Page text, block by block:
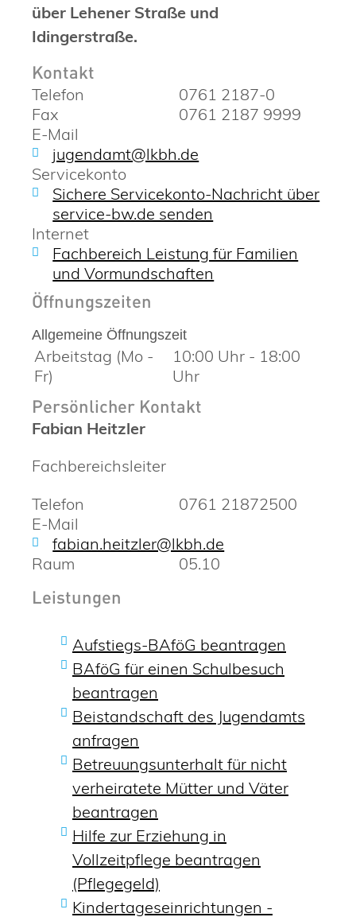
über Lehener Straße und
Idingerstraße.
Kontakt
Telefon
0761 2187-0
Fax
0761 2187 9999
E-Mail
jugendamt@lkbh.de
Servicekonto
Sichere Servicekonto-Nachricht über
service-bw.de senden
Internet
Fachbereich Leistung für Familien
und Vormundschaften
Öffnungszeiten
Allgemeine Öffnungszeit
Arbeitstag (Mo -
Fr)
10:00 Uhr - 18:00
Uhr
Persönlicher Kontakt
Fabian Heitzler
Fachbereichsleiter
Telefon
0761 21872500
E-Mail
fabian.heitzler@lkbh.de
Raum
05.10
Leistungen
Aufstiegs-BAföG beantragen
BAföG für einen Schulbesuch
beantragen
Beistandschaft des Jugendamts
anfragen
Betreuungsunterhalt für nicht
verheiratete Mütter und Väter
beantragen
Hilfe zur Erziehung in
Vollzeitpflege beantragen
(Pflegegeld)
Kindertageseinrichtungen -